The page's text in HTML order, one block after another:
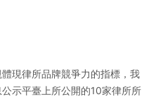
現律所品牌競爭力的指標，我
示平臺上所公開的10家律所所